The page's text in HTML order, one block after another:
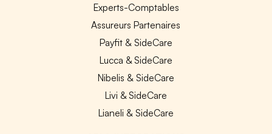
Experts-Comptables
Assureurs Partenaires
Payfit & SideCare
Lucca & SideCare
Nibelis & SideCare
Livi & SideCare
Lianeli & SideCare